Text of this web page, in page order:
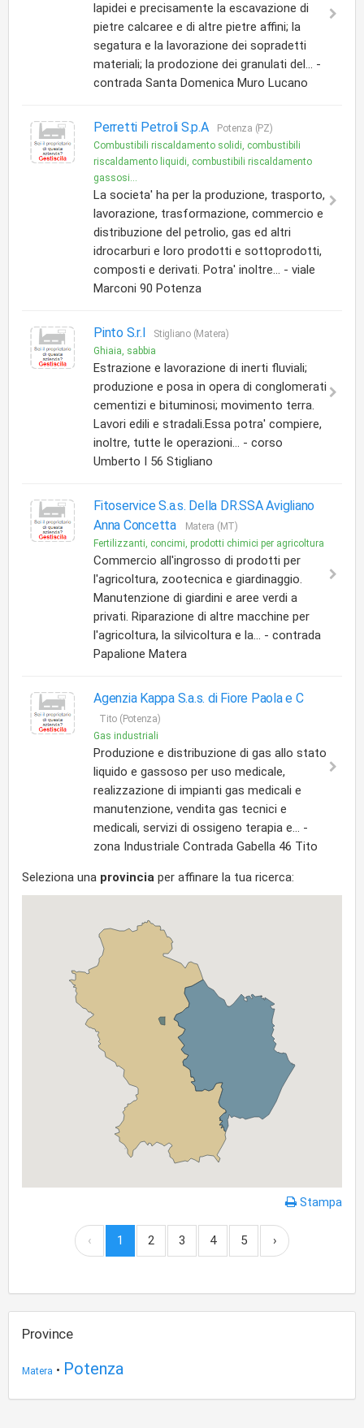
lapidei e precisamente la escavazione di
pietre calcaree e di altre pietre affini; la
segatura e la lavorazione dei sopradetti
materiali; la prodozione dei granulati del... -
contrada Santa Domenica Muro Lucano
Perretti Petroli S.p.A
Potenza (PZ)
Combustibili riscaldamento solidi, combustibili
riscaldamento liquidi, combustibili riscaldamento
gassosi...
La societa' ha per la produzione, trasporto,
lavorazione, trasformazione, commercio e
distribuzione del petrolio, gas ed altri
idrocarburi e loro prodotti e sottoprodotti,
composti e derivati. Potra' inoltre... - viale
Marconi 90 Potenza
Pinto S.r.l
Stigliano (Matera)
Ghiaia, sabbia
Estrazione e lavorazione di inerti fluviali;
produzione e posa in opera di conglomerati
cementizi e bituminosi; movimento terra.
Lavori edili e stradali.Essa potra' compiere,
inoltre, tutte le operazioni... - corso
Umberto I 56 Stigliano
Fitoservice S.a.s. Della DR.SSA Avigliano
Anna Concetta
Matera (MT)
Fertilizzanti, concimi, prodotti chimici per agricoltura
Commercio all'ingrosso di prodotti per
l'agricoltura, zootecnica e giardinaggio.
Manutenzione di giardini e aree verdi a
privati. Riparazione di altre macchine per
l'agricoltura, la silvicoltura e la... - contrada
Papalione Matera
Agenzia Kappa S.a.s. di Fiore Paola e C
Tito (Potenza)
Gas industriali
Produzione e distribuzione di gas allo stato
liquido e gassoso per uso medicale,
realizzazione di impianti gas medicali e
manutenzione, vendita gas tecnici e
medicali, servizi di ossigeno terapia e... -
zona Industriale Contrada Gabella 46 Tito
Seleziona una provincia per affinare la tua ricerca:
Stampa
‹ 1 2 3 4 5 ›
Province
Matera • Potenza